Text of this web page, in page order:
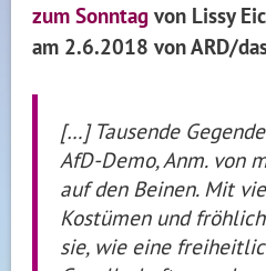
zum Sonntag von Lissy
am 2.6.2018 von ARD/
[…] Tausende
AfD-Demo, Anm. von
auf den Beinen. Mit
Kostümen und
sie, wie eine